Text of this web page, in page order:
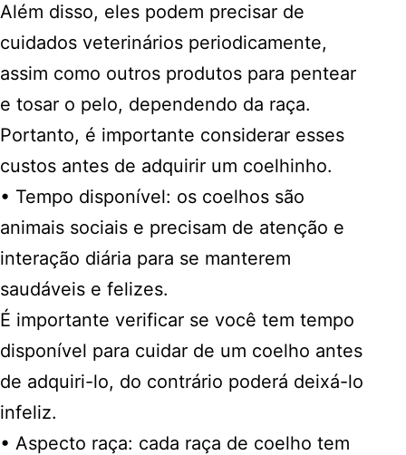
Além disso, eles podem precisar de
cuidados veterinários periodicamente,
assim como outros produtos para pentear
e tosar o pelo, dependendo da raça.
Portanto, é importante considerar esses
custos antes de adquirir um coelhinho.
• Tempo disponível: os coelhos são
animais sociais e precisam de atenção e
interação diária para se manterem
saudáveis e felizes.
É importante verificar se você tem tempo
disponível para cuidar de um coelho antes
de adquiri-lo, do contrário poderá deixá-lo
infeliz.
• Aspecto raça: cada raça de coelho tem